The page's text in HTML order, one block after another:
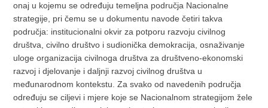
onaj u kojemu se određuju temeljna područja Nacionalne
strategije, pri čemu se u dokumentu navode četiri takva
područja: institucionalni okvir za potporu razvoju civilnog
društva, civilno društvo i sudionička demokracija, osnaživanje
uloge organizacija civilnoga društva za društveno-ekonomski
razvoj i djelovanje i daljnji razvoj civilnog društva u
međunarodnom kontekstu. Za svako od navedenih područja
određuju se ciljevi i mjere koje se Nacionalnom strategijom žele